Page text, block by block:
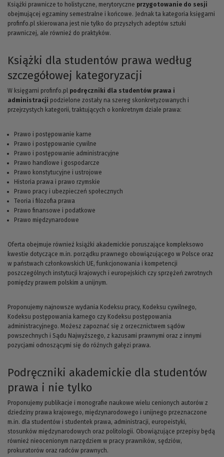
Książki prawnicze to holistyczne, merytoryczne przygotowanie do sesji
obejmującej egzaminy semestralne i końcowe. Jednak ta kategoria księgarni
profinfo.pl skierowana jest nie tylko do przyszłych adeptów sztuki
prawniczej, ale również do praktyków.
Książki dla studentów prawa według
szczegółowej kategoryzacji
W księgarni profinfo.pl podręczniki dla studentów prawa i
administracji podzielone zostały na szereg skonkretyzowanych i
przejrzystych kategorii, traktujących o konkretnym dziale prawa:
Prawo i postępowanie karne
Prawo i postępowanie cywilne
Prawo i postępowanie administracyjne
Prawo handlowe i gospodarcze
Prawo konstytucyjne i ustrojowe
Historia prawa i prawo rzymskie
Prawo pracy i ubezpieczeń społecznych
Teoria i filozofia prawa
Prawo finansowe i podatkowe
Prawo międzynarodowe
Oferta obejmuje również książki akademickie poruszające kompleksowo
kwestie dotyczące m.in. porządku prawnego obowiązującego w Polsce oraz
w państwach członkowskich UE, funkcjonowania i kompetencji
poszczególnych instytucji krajowych i europejskich czy sprzężeń zwrotnych
pomiędzy prawem polskim a unijnym.
Proponujemy najnowsze wydania Kodeksu pracy, Kodeksu cywilnego,
Kodeksu postępowania karnego czy Kodeksu postępowania
administracyjnego. Możesz zapoznać się z orzecznictwem sądów
powszechnych i Sądu Najwyższego, z kazusami prawnymi oraz z innymi
pozycjami odnoszącymi się do różnych gałęzi prawa.
Podręczniki akademickie dla studentów
prawa i nie tylko
Proponujemy publikacje i monografie naukowe wielu cenionych autorów z
dziedziny prawa krajowego, międzynarodowego i unijnego przeznaczone
m.in. dla studentów i studentek prawa, administracji, europeistyki,
stosunków międzynarodowych oraz politologii. Obowiązujące przepisy będą
również nieocenionym narzędziem w pracy prawników, sędziów,
prokuratorów oraz radców prawnych.